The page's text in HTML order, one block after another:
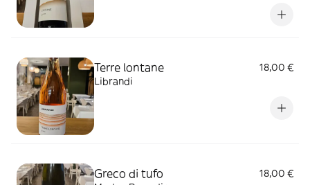
Terre lontane
18,00 €
Librandi
Greco di tufo
18,00 €